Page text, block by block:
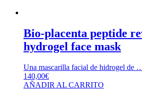
Bio-placenta peptide
hydrogel face mask
Una mascarilla facial de hidrogel de
140,00€
AÑADIR AL CARRITO